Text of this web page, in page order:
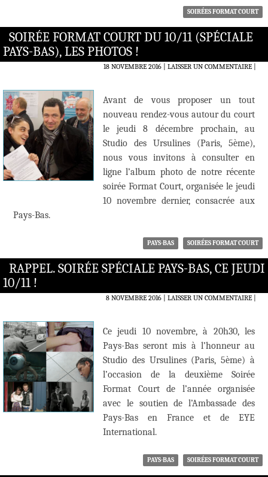
SOIRÉES FORMAT COURT
SOIRÉE FORMAT COURT DU 10/11 (SPÉCIALE
PAYS-BAS), LES PHOTOS !
18 NOVEMBRE 2016 LAISSER UN COMMENTAIRE|
Avant de vous proposer un tout
nouveau rendez-vous autour du court
le jeudi 8 décembre prochain, au
Studio des Ursulines (Paris, 5ème),
nous vous invitons à consulter en
ligne l’album photo de notre récente
soirée Format Court, organisée le jeudi
10 novembre dernier, consacrée aux
Pays-Bas.
PAYS-BAS SOIRÉES FORMAT COURT
RAPPEL. SOIRÉE SPÉCIALE PAYS-BAS, CE JEUDI
10/11 !
8 NOVEMBRE 2016 LAISSER UN COMMENTAIRE|
Ce jeudi 10 novembre, à 20h30, les
Pays-Bas seront mis à l’honneur au
Studio des Ursulines (Paris, 5ème) à
l’occasion de la deuxième Soirée
Format Court de l’année organisée
avec le soutien de l’Ambassade des
Pays-Bas en France et de EYE
International.
PAYS-BAS SOIRÉES FORMAT COURT